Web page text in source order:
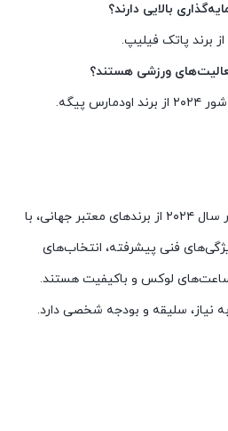
بالایی دارند؟
ورزشی هستند؟
پیگه.
مدل‌های جدید ساعت مچی در سال ۲۰۲۴ از برندهای معتبر جهانی، با
فنی پیشرفته، انتخاب‌های
ساعت‌های لوکس و باکیفیت هستند.
نیاز، سلیقه و بودجه شخصی دارد.